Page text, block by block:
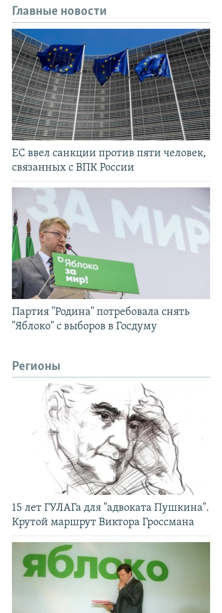
Главные новости
ЕС ввел санкции против пяти человек,
связанных с ВПК России
Партия "Родина" потребовала снять
"Яблоко" с выборов в Госдуму
Регионы
15 лет ГУЛАГа для "адвоката Пушкина".
Крутой маршрут Виктора Гроссмана